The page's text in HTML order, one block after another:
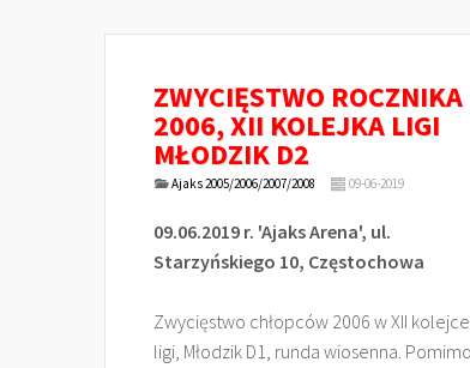
ZWYCIĘSTWO ROCZNIKA
2006, XII KOLEJKA LIGI
MŁODZIK D2
Ajaks 2005/2006/2007/2008 09-06-2019
09.06.2019 r. 'Ajaks Arena', ul.
Starzyńskiego 10, Częstochowa
Zwycięstwo chłopców 2006 w XII kolejce
ligi, Młodzik D1, runda wiosenna. Pomimo